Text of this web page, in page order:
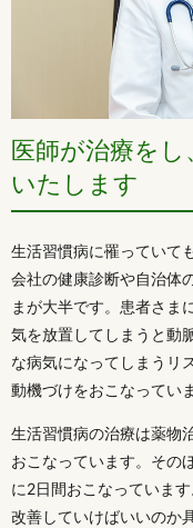
医師が治療を
いたします
生活習慣病に罹っていて
会社の健康診断や自治体
まが大半です。患者さま
気を放置してしまうと動
な病気になってしまうリ
動機づけをおこなっていま
生活習慣病の治療は薬物
おこなっています。その
に2日間おこなっていま
改善していけばいいのか